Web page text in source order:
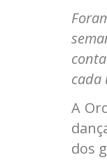
cada
A
dos